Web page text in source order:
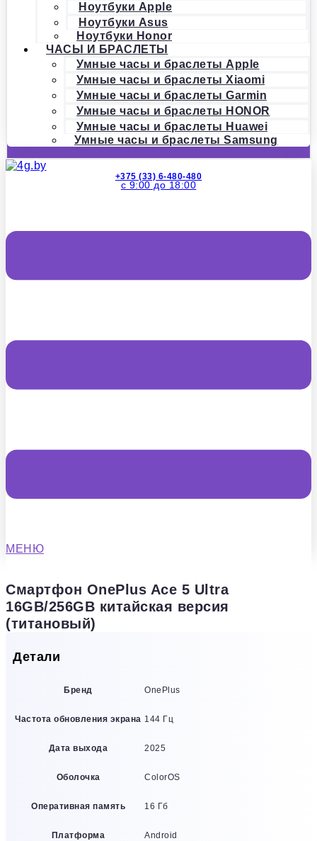
Ноутбуки Apple
Ноутбуки Asus
Ноутбуки Honor
ЧАСЫ И БРАСЛЕТЫ
Умные часы и браслеты Apple
Умные часы и браслеты Xiaomi
Умные часы и браслеты Garmin
Умные часы и браслеты HONOR
Умные часы и браслеты Huawei
Умные часы и браслеты Samsung
+375 (33) 6-480-480
с 9:00 до 18:00
МЕНЮ
Смартфон OnePlus Ace 5 Ultra
16GB/256GB китайская версия
(титановый)
Детали
Бренд OnePlus
Частота обновления экрана 144 Гц
Дата выхода 2025
Оболочка ColorOS
Оперативная память 16 Гб
Платформа Android